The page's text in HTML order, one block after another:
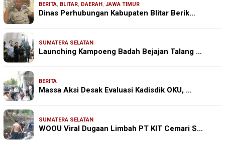
BERITA, BLITAR, DAERAH, JAWA TIMUR
Dinas Perhubungan Kabupaten Blitar Berik…
SUMATERA SELATAN
Launching Kampoeng Badah Bejajan Talang …
BERITA
Massa Aksi Desak Evaluasi Kadisdik OKU, …
SUMATERA SELATAN
WOOU Viral Dugaan Limbah PT KIT Cemari S…